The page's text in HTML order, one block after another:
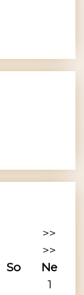
>>
>>
So
Ne
1